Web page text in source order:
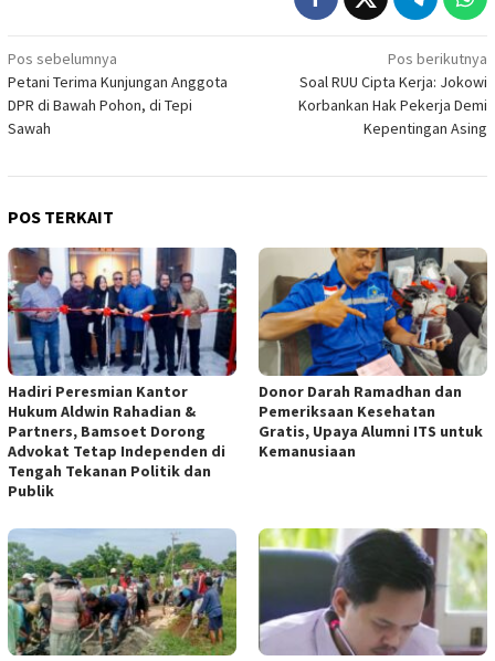
Navigasi
pos
Pos sebelumnya
Petani Terima Kunjungan Anggota
DPR di Bawah Pohon, di Tepi
Sawah
Pos berikutnya
Soal RUU Cipta Kerja: Jokowi
Korbankan Hak Pekerja Demi
Kepentingan Asing
POS TERKAIT
Hadiri Peresmian Kantor
Hukum Aldwin Rahadian &
Partners, Bamsoet Dorong
Advokat Tetap Independen di
Tengah Tekanan Politik dan
Publik
Donor Darah Ramadhan dan
Pemeriksaan Kesehatan
Gratis, Upaya Alumni ITS untuk
Kemanusiaan